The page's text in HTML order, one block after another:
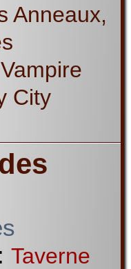
Anneaux,
Vampire
City
Taverne